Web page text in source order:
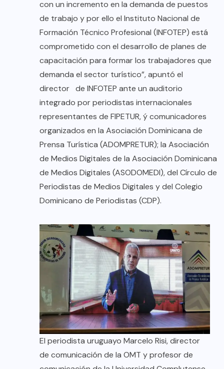
con un incremento en la demanda de puestos
de trabajo y por ello el Instituto Nacional de
Formación Técnico Profesional (INFOTEP) está
comprometido con el desarrollo de planes de
capacitación para formar los trabajadores que
demanda el sector turístico”, apuntó el
director de INFOTEP ante un auditorio
integrado por periodistas internacionales
representantes de FIPETUR, ý comunicadores
organizados en la Asociación Dominicana de
Prensa Turística (ADOMPRETUR); la Asociación
de Medios Digitales de la Asociación Dominicana
de Medios Digitales (ASODOMEDI), del Círculo de
Periodistas de Medios Digitales y del Colegio
Dominicano de Periodistas (CDP).
El periodista uruguayo Marcelo Risi, director
de comunicación de la OMT y profesor de